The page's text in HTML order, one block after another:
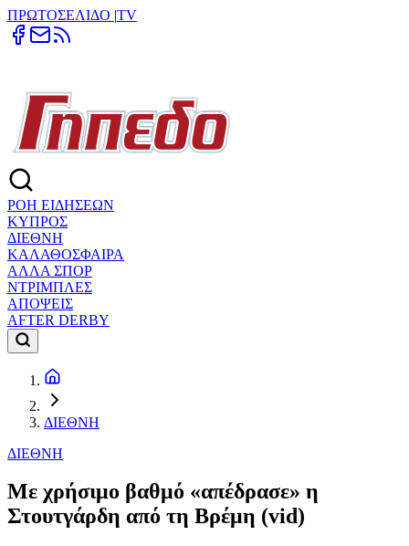
ΠΡΩΤΟΣΕΛΙΔΟ |TV
ΡΟΗ ΕΙΔΗΣΕΩΝ
ΚΥΠΡΟΣ
ΔΙΕΘΝΗ
ΚΑΛΑΘΟΣΦΑΙΡΑ
ΑΛΛΑ ΣΠΟΡ
ΝΤΡΙΜΠΛΕΣ
ΑΠΟΨΕΙΣ
AFTER DERBY
ΔΙΕΘΝΗ
ΔΙΕΘΝΗ
Με χρήσιμο βαθμό «απέδρασε» η
Στουτγάρδη από τη Βρέμη (vid)